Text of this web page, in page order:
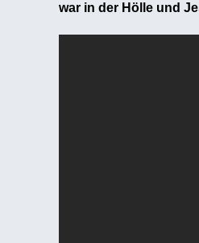
war in der Hölle und